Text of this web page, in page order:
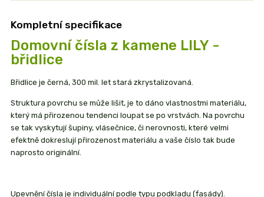
Kompletní specifikace
Domovní čísla z kamene LILY -
břidlice
Břidlice je černá, 300 mil. let stará zkrystalizovaná.
Struktura povrchu se může lišit, je to dáno vlastnostmi materiálu,
který má přirozenou tendenci loupat se po vrstvách. Na povrchu
se tak vyskytují šupiny, vlásečnice, či nerovnosti, které velmi
efektně dokreslují přirozenost materiálu a vaše číslo tak bude
naprosto originální.
Upevnění čísla je individuální podle typu podkladu (fasády).